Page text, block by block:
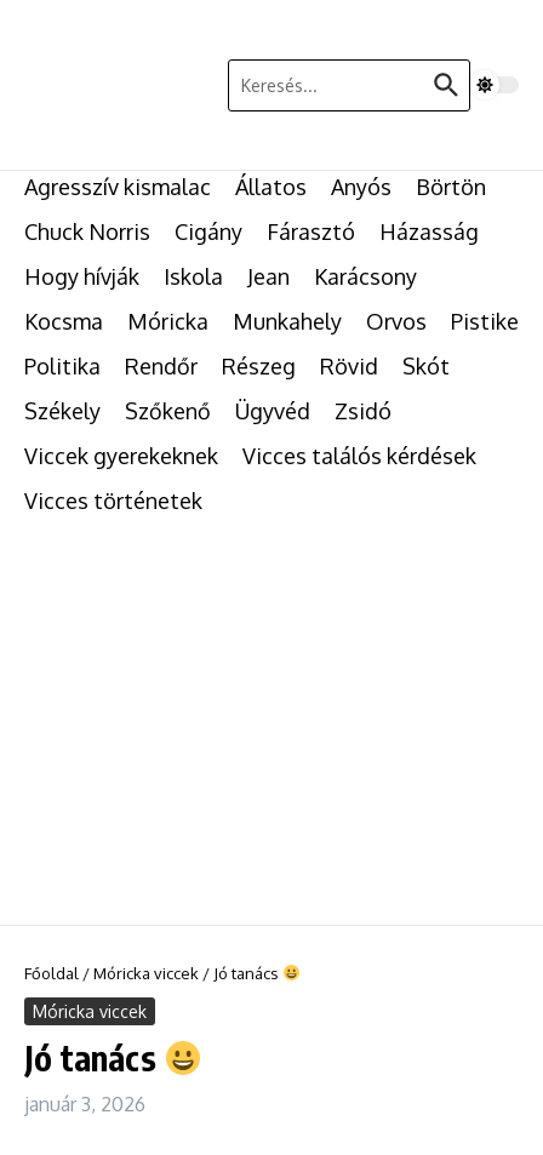
Keresés:
Agresszív kismalac Állatos Anyós
Börtön
Chuck Norris
Cigány Fárasztó
Házasság
Hogy hívják
Iskola Jean
Karácsony
Kocsma
Móricka Munkahely Orvos
Pistike
Politika
Rendőr Részeg Rövid
Skót
Székely
Szőkenő Ügyvéd
Zsidó
Viccek gyerekeknek
Vicces találós kérdések
Vicces történetek
Főoldal /Móricka viccek / Jó tanács
Móricka viccek
Jó tanács
január 3, 2026